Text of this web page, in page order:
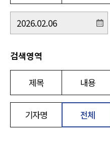
검색영역
제목 내용
기자명 전체